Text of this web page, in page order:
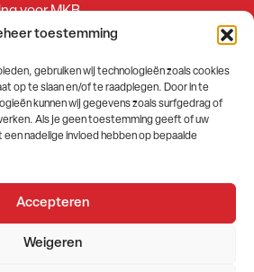
toestemming
gebruiken wij technologieën zoals cookies
op te slaan en/of te raadplegen. Door in te
kunnen wij gegevens zoals surfgedrag of
Als je geen toestemming geeft of uw
nadelige invloed hebben op bepaalde
Accepteren
Weigeren
voor MKB
voor Fleetsales